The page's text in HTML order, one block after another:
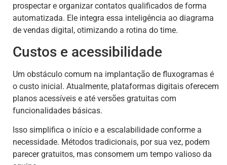
prospectar e organizar contatos qualificados de forma
automatizada. Ele integra essa inteligência ao diagrama
de vendas digital, otimizando a rotina do time.
Custos e acessibilidade
Um obstáculo comum na implantação de fluxogramas é
o custo inicial. Atualmente, plataformas digitais oferecem
planos acessíveis e até versões gratuitas com
funcionalidades básicas.
Isso simplifica o início e a escalabilidade conforme a
necessidade. Métodos tradicionais, por sua vez, podem
parecer gratuitos, mas consomem um tempo valioso da